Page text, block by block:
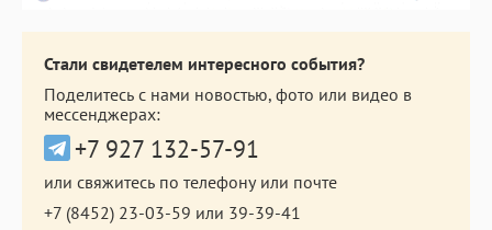
Стали свидетелем интересного события?
Поделитесь с нами новостью, фото или видео в
мессенджерах:
+7 927 132-57-91
или свяжитесь по телефону или почте
+7 (8452) 23-03-59 или 39-39-41